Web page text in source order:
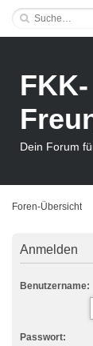
FKK-
Dein Forum
Foren-Übersicht
Anmelden
Benutzername:
Passwort: